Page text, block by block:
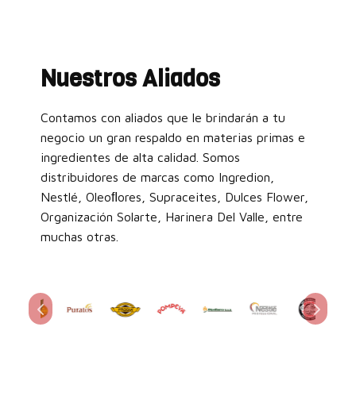
Nuestros Aliados
Contamos con aliados que le brindarán a tu
negocio un gran respaldo en materias primas e
ingredientes de alta calidad. Somos
distribuidores de marcas como Ingredion,
Nestlé, Oleoﬂores, Supraceites, Dulces Flower,
Organización Solarte, Harinera Del Valle, entre
muchas otras.